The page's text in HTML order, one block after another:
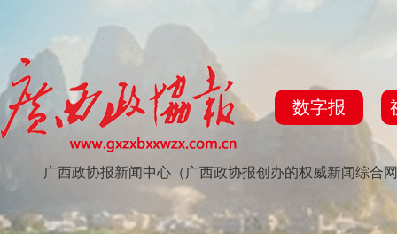
数字报
广西政协报新闻中心（广西政协报创办的权威新闻综合